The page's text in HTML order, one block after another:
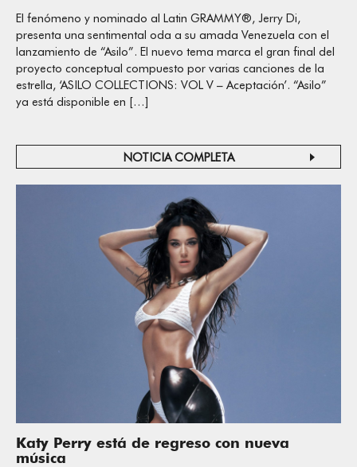
El fenómeno y nominado al Latin GRAMMY®, Jerry Di,
presenta una sentimental oda a su amada Venezuela con el
lanzamiento de “Asilo”. El nuevo tema marca el gran final del
proyecto conceptual compuesto por varias canciones de la
estrella, ‘ASILO COLLECTIONS: VOL V – Aceptación’. “Asilo”
ya está disponible en […]
NOTICIA COMPLETA
Katy Perry está de regreso con nueva
música